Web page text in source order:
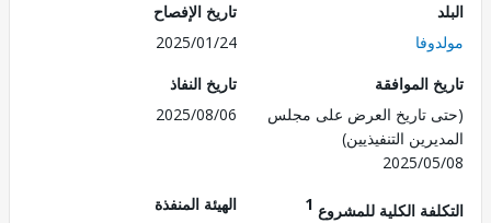
تاريخ الإفصاح
2025/01/24
الموافقة
تاريخ العرض على مجلس
التنفيذيين)
2025/
تاريخ النفاذ
2025/08/06
الكلية للمشروع1
الهيئة المنفذة